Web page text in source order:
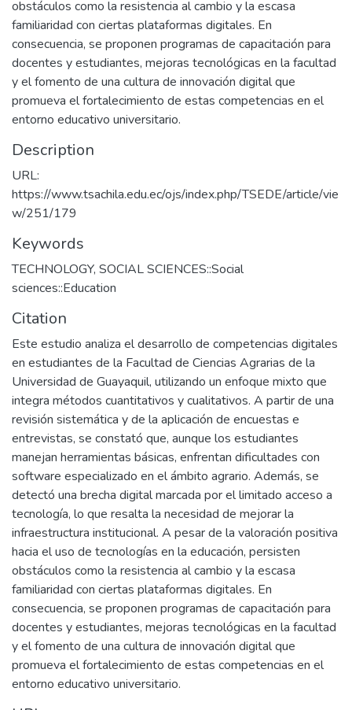
obstáculos como la resistencia al cambio y la escasa
familiaridad con ciertas plataformas digitales. En
consecuencia, se proponen programas de capacitación para
docentes y estudiantes, mejoras tecnológicas en la facultad
y el fomento de una cultura de innovación digital que
promueva el fortalecimiento de estas competencias en el
entorno educativo universitario.
Description
URL:
https://www.tsachila.edu.ec/ojs/index.php/TSEDE/article/vie
w/251/179
Keywords
TECHNOLOGY, SOCIAL SCIENCES::Social
sciences::Education
Citation
Este estudio analiza el desarrollo de competencias digitales
en estudiantes de la Facultad de Ciencias Agrarias de la
Universidad de Guayaquil, utilizando un enfoque mixto que
integra métodos cuantitativos y cualitativos. A partir de una
revisión sistemática y de la aplicación de encuestas e
entrevistas, se constató que, aunque los estudiantes
manejan herramientas básicas, enfrentan dificultades con
software especializado en el ámbito agrario. Además, se
detectó una brecha digital marcada por el limitado acceso a
tecnología, lo que resalta la necesidad de mejorar la
infraestructura institucional. A pesar de la valoración positiva
hacia el uso de tecnologías en la educación, persisten
obstáculos como la resistencia al cambio y la escasa
familiaridad con ciertas plataformas digitales. En
consecuencia, se proponen programas de capacitación para
docentes y estudiantes, mejoras tecnológicas en la facultad
y el fomento de una cultura de innovación digital que
promueva el fortalecimiento de estas competencias en el
entorno educativo universitario.